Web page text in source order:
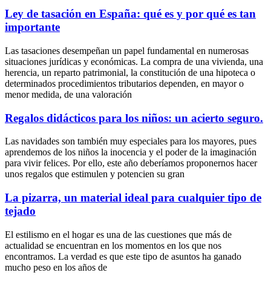
Ley de tasación en España: qué es y por qué es tan
importante
Las tasaciones desempeñan un papel fundamental en numerosas
situaciones jurídicas y económicas. La compra de una vivienda, una
herencia, un reparto patrimonial, la constitución de una hipoteca o
determinados procedimientos tributarios dependen, en mayor o
menor medida, de una valoración
Regalos didácticos para los niños: un acierto seguro.
Las navidades son también muy especiales para los mayores, pues
aprendemos de los niños la inocencia y el poder de la imaginación
para vivir felices. Por ello, este año deberíamos proponernos hacer
unos regalos que estimulen y potencien su gran
La pizarra, un material ideal para cualquier tipo de
tejado
El estilismo en el hogar es una de las cuestiones que más de
actualidad se encuentran en los momentos en los que nos
encontramos. La verdad es que este tipo de asuntos ha ganado
mucho peso en los años de